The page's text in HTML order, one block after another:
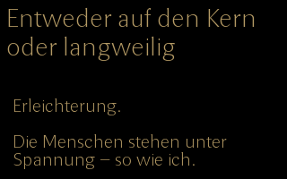
Entweder auf den Kern
oder langweilig
Erleichterung.
Die Menschen stehen unter
Spannung – so wie ich.